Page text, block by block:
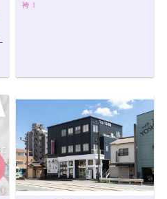
袴！